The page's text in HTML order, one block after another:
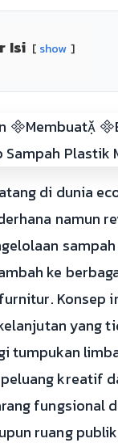
Isi show
di dunia
namun
ke
Konsep
yang
tumpukan
kreatif
fungsional
ruang